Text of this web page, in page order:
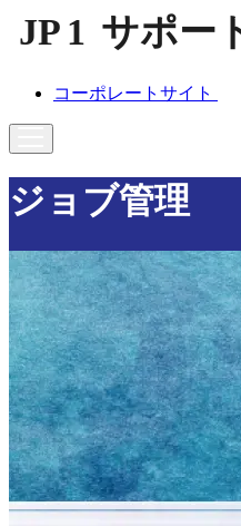
コーポレートサイト
ジョブ管理